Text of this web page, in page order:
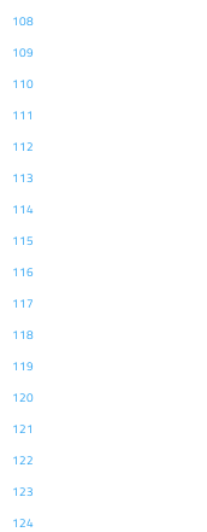
108
109
110
111
112
113
114
115
116
117
118
119
120
121
122
123
124